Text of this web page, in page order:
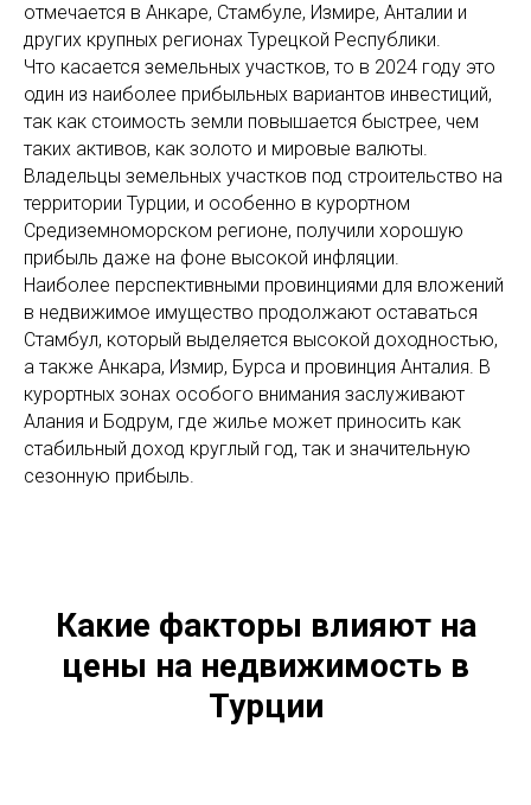
отмечается в Анкаре, Стамбуле, Измире, Анталии и
других крупных регионах Турецкой Республики.
Что касается земельных участков, то в 2024 году это
один из наиболее прибыльных вариантов инвестиций,
так как стоимость земли повышается быстрее, чем
таких активов, как золото и мировые валюты.
Владельцы земельных участков под строительство на
территории Турции, и особенно в курортном
Средиземноморском регионе, получили хорошую
прибыль даже на фоне высокой инфляции.
Наиболее перспективными провинциями для вложений
в недвижимое имущество продолжают оставаться
Стамбул, который выделяется высокой доходностью,
а также Анкара, Измир, Бурса и провинция Анталия. В
курортных зонах особого внимания заслуживают
Алания и Бодрум, где жилье может приносить как
стабильный доход круглый год, так и значительную
сезонную прибыль.
Какие факторы влияют на
цены на недвижимость в
Турции